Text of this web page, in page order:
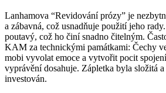
Lanhamova “Revidování prózy” je
a zábavná, což usnadňuje použití jeho
poutavý, což ho činí snadno čitelným.
KAM za technickými památkami: Čechy
mobi vyvolat emoce a vytvořit pocit
vyprávění dosahuje. Zápletka byla složitá
investován.